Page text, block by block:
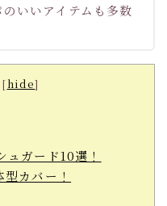
いいアイテムも多数
[hide]
ガード10選！
カバー！